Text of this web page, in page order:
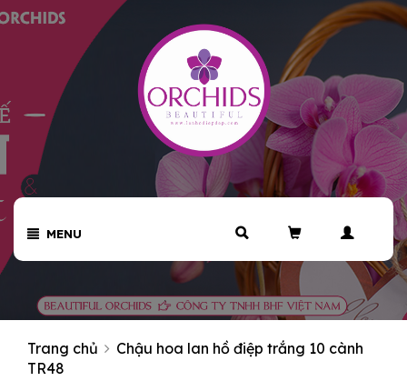
MENU
Trang chủ
Chậu hoa lan hồ điệp trắng 10 cành
TR48